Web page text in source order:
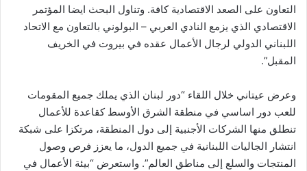
التعاون على الصعد الاقتصادية كافة. وتناول البحث ايضا المؤتمر
الاقتصادي الذي يزمع النادي العربي – البولوني بالتعاون مع الاتحاد
اللبناني الدولي لرجال الأعمال عقده في بيروت في الخريف
المقبل”.
وعرض عيتاني خلال اللقاء “دور لبنان الذي يملك جميع المقومات
للعب دور اساسي في منطقة الشرق الأوسط كقاعدة للأعمال
تنطلق منها الشركات الأجنبية إلى دول المنطقة، مرتكزا على شبكة
انتشار الجاليات اللبنانية في جميع الدول، ما يعزز فرص وصول
المنتجات والسلع إلى مناطق العالم”. واستعرض “بيئة الأعمال في